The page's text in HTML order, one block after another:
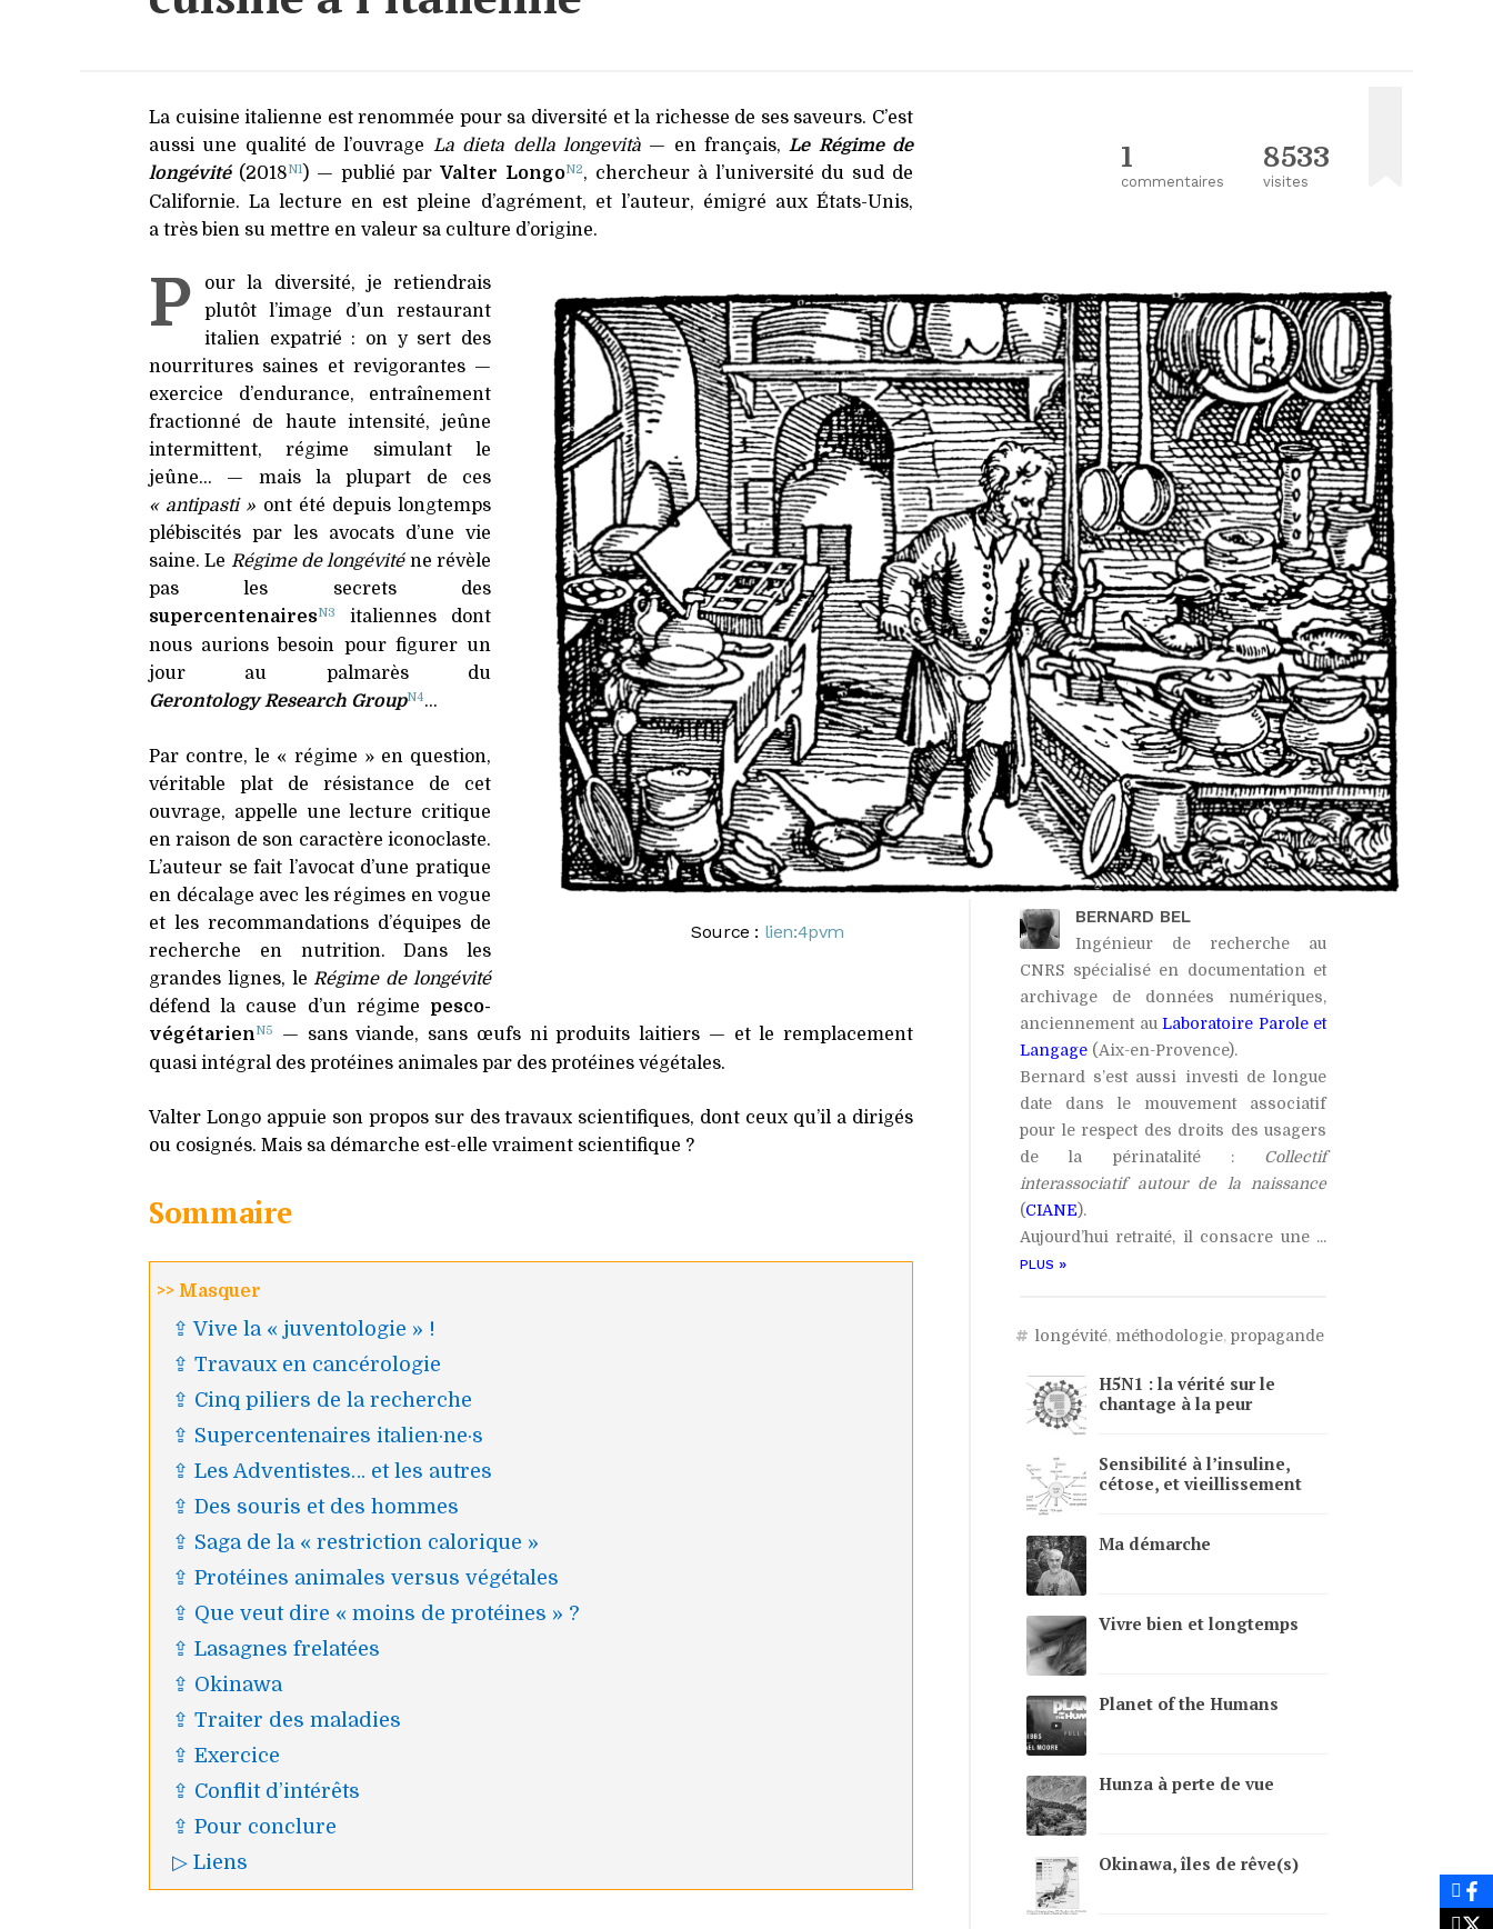
Maladies
infectieuses
Éthique
Bienveillance
Géoolitique
La cuisine italienne est renommée pour sa diversité et la richesse de ses saveurs. C’est
aussi une qualité de l’ouvrage La dieta della longevità— en français,Le Régime de
longévité(2018N1) — publié parValter LongoN2, chercheur à l’université du sud de
Californie. La lecture en est pleine d’agrément, et l’auteur, émigré aux États-Unis,
a très bien su mettre en valeur sa culture d’origine.
Source : lien:4pvm
P
our la diversité, je retiendrais
plutôt l’image d’un restaurant
italien expatrié : on y sert des
nourritures saines et revigorantes —
exercice d’endurance, entraînement
fractionné de haute intensité, jeûne
intermittent, régime simulant le
jeûne… — mais la plupart de ces
« antipasti » ont été depuis longtemps
plébiscités par les avocats d’une vie
saine. Le Régime de longéviténe révèle
pas les secrets des
supercentenairesN3
italiennes dont
nous aurions besoin pour figurer un
jour au palmarès du
Gerontology Research GroupN4…
Par contre, le « régime » en question,
véritable plat de résistance de cet
ouvrage, appelle une lecture critique
en raison de son caractère iconoclaste.
L’auteur se fait l’avocat d’une pratique
en décalage avec les régimes en vogue
et les recommandations d’équipes de
recherche en nutrition. Dans les
grandes lignes, leRégime de longévité
défend la cause d’un régime pesco-
végétarienN5
— sans viande, sans œufs ni produits laitiers — et le remplacement
quasi intégral des protéines animales par des protéines végétales.
Valter Longo appuie son propos sur des travaux scientifiques, dont ceux qu’il a dirigés
ou cosignés. Mais sa démarche est-elle vraiment scientifique ?
Sommaire
>> Masquer
⇪ Vive la « juventologie » !
⇪ Travaux en cancérologie
⇪ Cinq piliers de la recherche
⇪ Supercentenaires italien·ne·s
⇪ Les Adventistes… et les autres
⇪ Des souris et des hommes
⇪ Saga de la « restriction calorique »
⇪ Protéines animales versus végétales
⇪ Que veut dire « moins de protéines » ?
⇪ Lasagnes frelatées
⇪ Okinawa
⇪ Traiter des maladies
⇪ Exercice
⇪ Conflit d’intérêts
⇪ Pour conclure
▷ Liens
1
commentaires
8533
visites
BERNARD BEL
Ingénieur de recherche au
CNRS spécialisé en documentation et
archivage de données numériques,
anciennement au Laboratoire Parole et
Langage (Aix-en-Provence).
Bernard s’est aussi investi de longue
date dans le mouvement associatif
pour le respect des droits des usagers
de la périnatalité : Collectif
interassociatif autour de la naissance
(CIANE).
Aujourd’hui retraité, il consacre une ...
PLUS »
# longévité, méthodologie, propagande
H5N1 : la vérité sur le
chantage à la peur
Sensibilité à l’insuline,
cétose, et vieillissement
Ma démarche
Vivre bien et longtemps
Planet of the Humans
Hunza à perte de vue
Okinawa, îles de rêve(s)